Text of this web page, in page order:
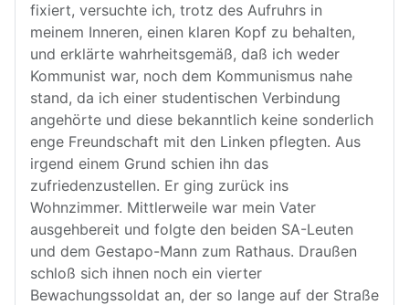
fixiert, versuchte ich, trotz des Aufruhrs in
meinem Inneren, einen klaren Kopf zu behalten,
und erklärte wahrheitsgemäß, daß ich weder
Kommunist war, noch dem Kommunismus nahe
stand, da ich einer studentischen Verbindung
angehörte und diese bekanntlich keine sonderlich
enge Freundschaft mit den Linken pflegten. Aus
irgend einem Grund schien ihn das
zufriedenzustellen. Er ging zurück ins
Wohnzimmer. Mittlerweile war mein Vater
ausgehbereit und folgte den beiden SA-Leuten
und dem Gestapo-Mann zum Rathaus. Draußen
schloß sich ihnen noch ein vierter
Bewachungssoldat an, der so lange auf der Straße